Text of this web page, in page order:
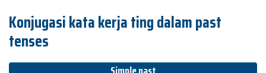
Konjugasi kata kerja ting dalam past
tenses